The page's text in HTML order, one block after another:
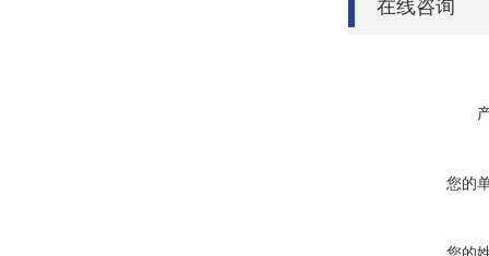
在线咨询
您的